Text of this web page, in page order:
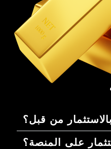
من قبل؟
على المنصة؟